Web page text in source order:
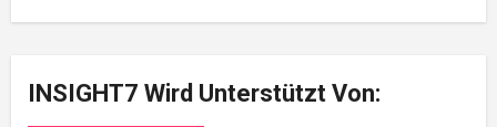
INSIGHT7 Wird Unterstützt Von: